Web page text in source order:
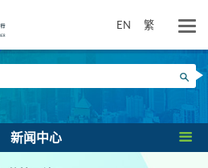
EN 繁
搜寻
新闻中心